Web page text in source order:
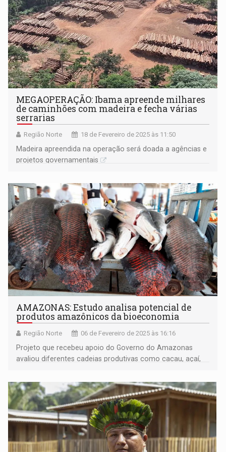
MEGAOPERAÇÃO: Ibama apreende milhares
de caminhões com madeira e fecha várias
serrarias
Região Norte 18 de Fevereiro de 2025 às 11:50
Madeira apreendida na operação será doada a agências e
projetos governamentais
AMAZONAS: Estudo analisa potencial de
produtos amazônicos da bioeconomia
Região Norte 06 de Fevereiro de 2025 às 16:16
Projeto que recebeu apoio do Governo do Amazonas
avaliou diferentes cadeias produtivas como cacau, açaí,